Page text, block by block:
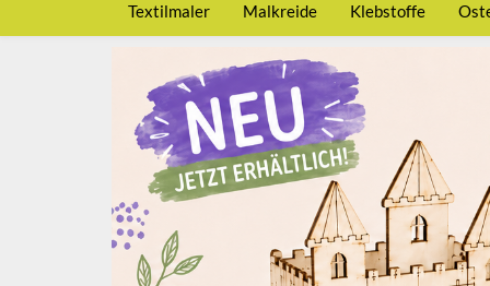
Textilmaler Malkreide Klebstoffe